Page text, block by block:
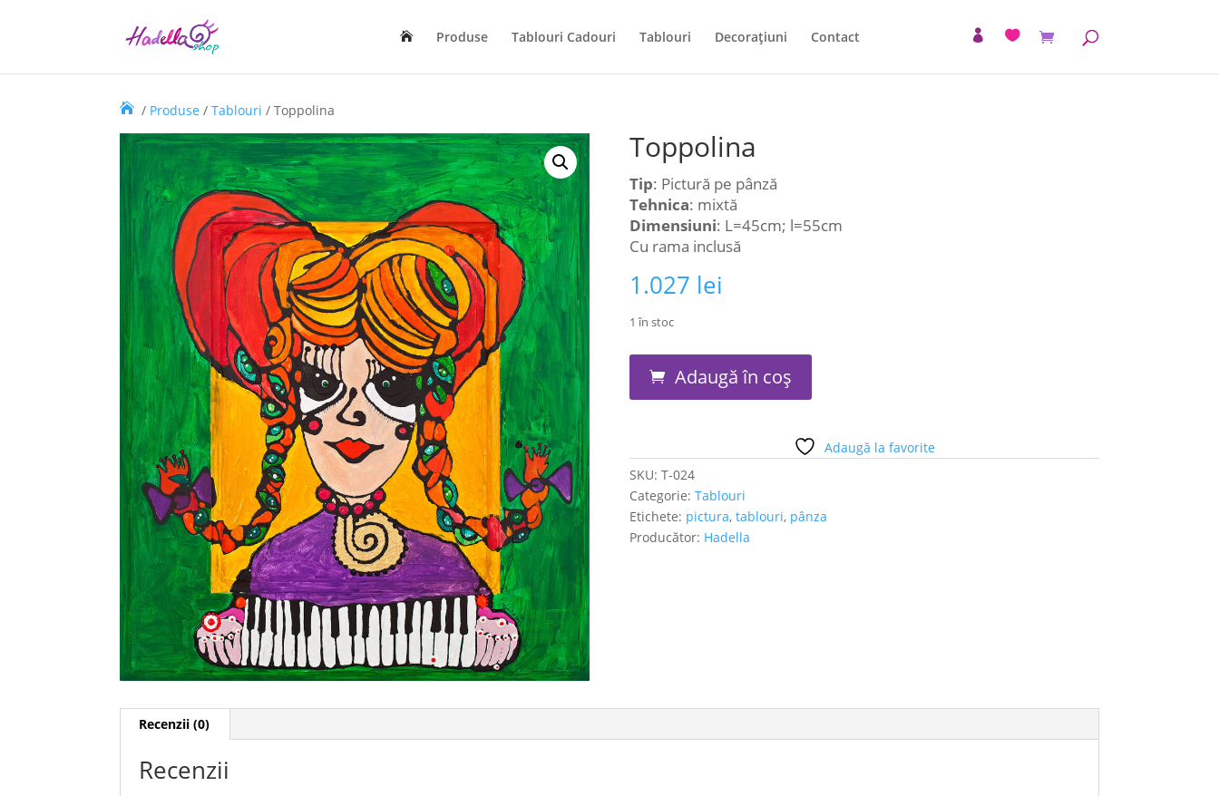
Produse Tablouri Cadouri Tablouri Decorațiuni Contact
/ Produse / Tablouri / Toppolina
Toppolina
Tip: Pictură pe pânză
Tehnica: mixtă
Dimensiuni: L=45cm; l=55cm
Cu rama inclusă
1.027 lei
1 în stoc
ToppolinaAdaugă în coș
Adaugă la favorite
SKU: T-024
Categorie: Tablouri
Etichete: pictura, tablouri, pânza
Producător: Hadella
Recenzii (0)
Recenzii